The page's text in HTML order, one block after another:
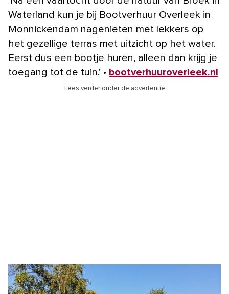
Waterland kun je bij Bootverhuur Overleek in
Monnickendam nagenieten met lekkers op
het gezellige terras met uitzicht op het water.
Eerst dus een bootje huren, alleen dan krijg je
toegang tot de tuin.’ • bootverhuuroverleek.nl
Lees verder onder de advertentie